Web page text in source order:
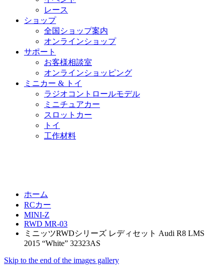
レース
ショップ
全国ショップ案内
オンラインショップ
サポート
お客様相談室
オンラインショッピング
ミニカー & トイ
ラジオコントロールモデル
ミニチュアカー
スロットカー
トイ
工作材料
ホーム
RCカー
MINI-Z
RWD MR-03
ミニッツRWDシリーズ レディセット Audi R8 LMS
2015 “White” 32323AS
Skip to the end of the images gallery